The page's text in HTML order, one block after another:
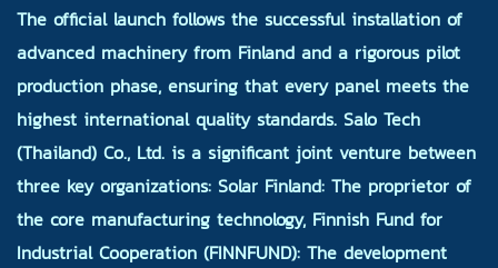
The official launch follows the successful installation of
advanced machinery from Finland and a rigorous pilot
production phase, ensuring that every panel meets the
highest international quality standards. Salo Tech
(Thailand) Co., Ltd. is a significant joint venture between
three key organizations: Solar Finland: The proprietor of
the core manufacturing technology, Finnish Fund for
Industrial Cooperation (FINNFUND): The development